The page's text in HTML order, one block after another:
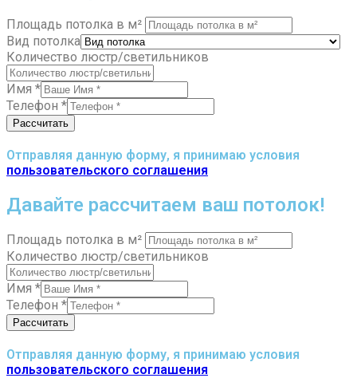
Площадь потолка в м²
Вид потолка
Количество люстр/светильников
Имя *
Телефон *
Рассчитать
Отправляя данную форму, я принимаю условия
пользовательского соглашения
Давайте рассчитаем ваш потолок!
Площадь потолка в м²
Количество люстр/светильников
Имя *
Телефон *
Рассчитать
Отправляя данную форму, я принимаю условия
пользовательского соглашения